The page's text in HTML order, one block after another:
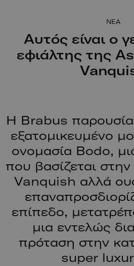
Αυτός είναι ο
εφιάλτης της
NEA
Η Brabus
εξατομικευμένο
ονομασία Bodo,
που βασίζεται
Vanquish αλλά
επίπεδο,
μια εντελώς
πρόταση στην
super